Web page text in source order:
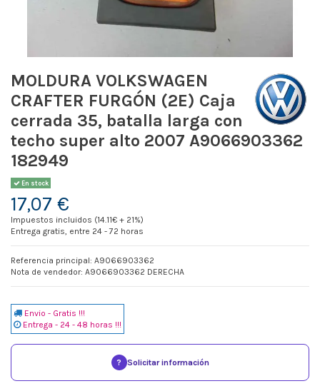
MOLDURA VOLKSWAGEN
CRAFTER FURGÓN (2E) Caja
cerrada 35, batalla larga con
techo super alto 2007 A9066903362
182949
En stock
17,07 €
Impuestos incluidos (14.11€ + 21%)
Entrega gratis, entre 24 - 72 horas
Referencia principal: A9066903362
Nota de vendedor: A9066903362 DERECHA
Envio - Gratis !!!
Entrega - 24 - 48 horas !!!
? Solicitar información